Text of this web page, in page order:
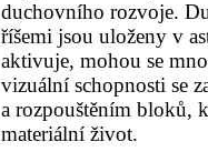
duchovního rozvoje.
říšemi jsou uloženy v
aktivuje, mohou se
vizuální schopnosti se
a rozpouštěním bloků,
materiální život.